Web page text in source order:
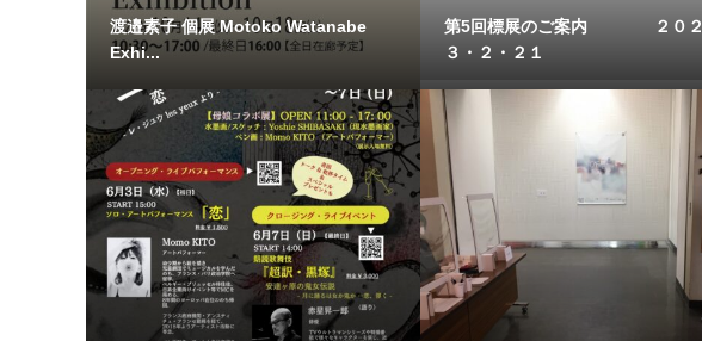
渡邉素子 個展 Motoko Watanabe
Exhi...
第5回標展のご案内 ２０２
３・２・２１